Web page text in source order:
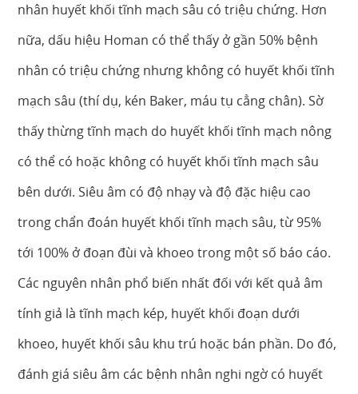
nhân huyết khối tĩnh mạch sâu có triệu chứng. Hơn
nữa, dấu hiệu Homan có thể thấy ở gần 50% bệnh
nhân có triệu chứng nhưng không có huyết khối tĩnh
mạch sâu (thí dụ, kén Baker, máu tụ cẳng chân). Sờ
thấy thừng tĩnh mạch do huyết khối tĩnh mạch nông
có thể có hoặc không có huyết khối tĩnh mạch sâu
bên dưới. Siêu âm có độ nhạy và độ đặc hiệu cao
trong chẩn đoán huyết khối tĩnh mạch sâu, từ 95%
tới 100% ở đoạn đùi và khoeo trong một số báo cáo.
Các nguyên nhân phổ biến nhất đối với kết quả âm
tính giả là tĩnh mạch kép, huyết khối đoạn dưới
khoeo, huyết khối sâu khu trú hoặc bán phần. Do đó,
đánh giá siêu âm các bệnh nhân nghi ngờ có huyết